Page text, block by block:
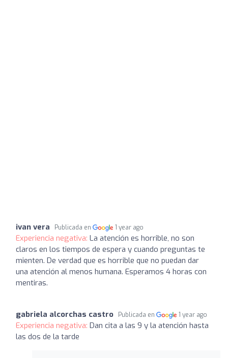
ivan vera Publicada en 1 year ago
Experiencia negativa: La atención es horrible, no son
claros en los tiempos de espera y cuando preguntas te
mienten. De verdad que es horrible que no puedan dar
una atención al menos humana. Esperamos 4 horas con
mentiras.
gabriela alcorchas castro Publicada en 1 year ago
Experiencia negativa: Dan cita a las 9 y la atención hasta
las dos de la tarde